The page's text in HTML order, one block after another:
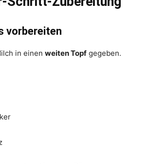
vorbereiten
in einen weiten Topf gegeben.